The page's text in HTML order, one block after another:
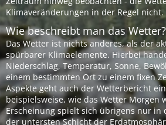
Klimaveränderungen in der Regel nicht.
Wie beschreibt man das Wetter?
Das Wetter ist nichts anderes, als der
spürbarer Klimaelemente. Hierbei
Niederschlag, Temperatur, Sonne,
einem bestimmten Ort zu einem fixen
Aspekte geht auch der Wetterbericht
beispielsweise, wie das Wetter Morgen
Erscheinung spielt sich übrigens nur in
der untersten Schicht der